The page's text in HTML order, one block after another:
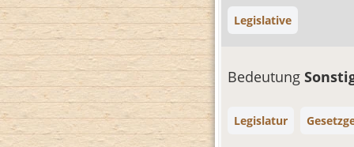
Legislative
Bedeutung
Legislatur